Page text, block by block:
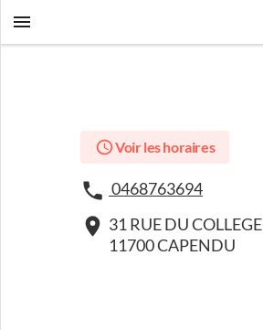
Voir les horaires
0468763694
31 RUE DU COLLEGE
11700 CAPENDU